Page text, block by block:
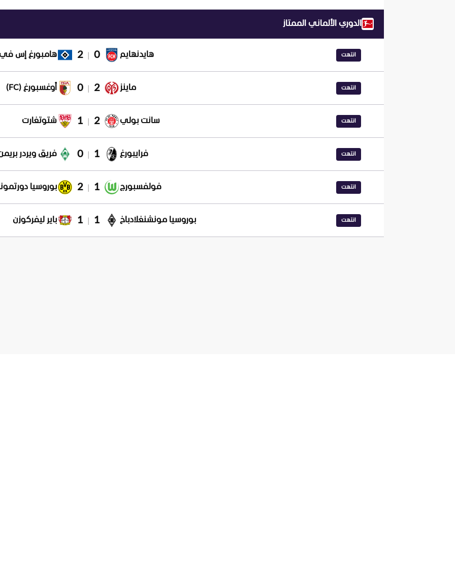
الدوري الألماني الممتاز
انتهت هايدنهايم 0
2 هامبورغ إس
انتهت ماينز 2
0 أوغسبورغ (FC)
انتهت سانت بولي 2
1 شتوتغارت
انتهت فرايبورغ 1
0 فريق ويردر
انتهت فولفسبورج 1
2 بوروسيا
انتهت بوروسيا مونشنغلادباخ 1
1 باير ليفركوزن